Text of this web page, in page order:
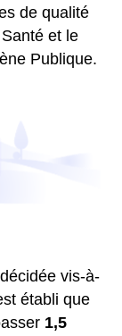
de qualité
et le
Publique.
vis-à-
établi que
1,5